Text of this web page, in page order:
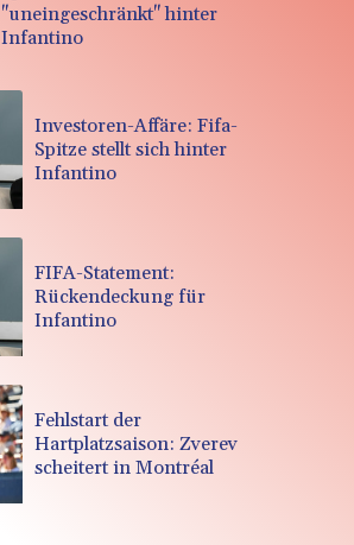
"uneingeschränkt" hinter
Infantino
Investoren-Affäre: Fifa-
Spitze stellt sich hinter
Infantino
FIFA-Statement:
Rückendeckung für
Infantino
Fehlstart der
Hartplatzsaison: Zverev
scheitert in Montréal